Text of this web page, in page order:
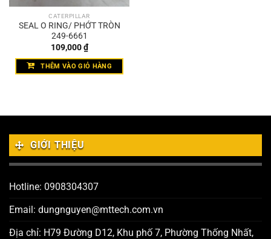
CATERPILLAR
SEAL O RING/ PHỚT TRÒN
249-6661
109,000₫
THÊM VÀO GIỎ HÀNG
GIỚI THIỆU
Hotline: 0908304307
Email: dungnguyen@mttech.com.vn
Địa chỉ: H79 Đường D12, Khu phố 7, Phường Thống Nhất,